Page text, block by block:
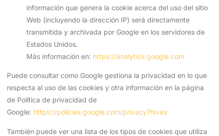
información que genera la cookie acerca del uso del sitio
Web (incluyendo la dirección IP) será directamente
transmitida y archivada por Google en los servidores de
Estados Unidos.
Más información en: https://analytics.google.com
Puede consultar como Google gestiona la privacidad en lo que
respecta al uso de las cookies y otra información en la página
de Política de privacidad de
Google: https://policies.google.com/privacy?hl=es
También puede ver una lista de los tipos de cookies que utiliza